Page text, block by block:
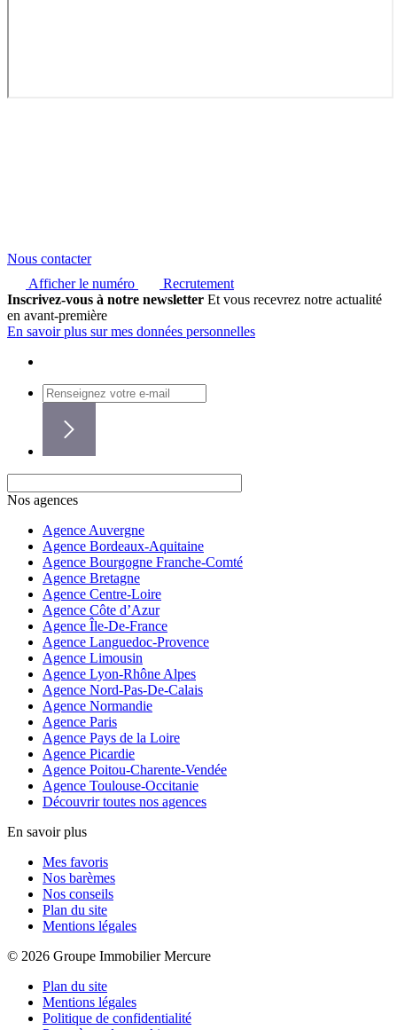
Nous contacter
Afficher le numéro
Recrutement
Inscrivez-vous à notre newsletter Et vous recevrez notre actualité
en avant-première
En savoir plus sur mes données personnelles
Nos agences
Agence Auvergne
Agence Bordeaux-Aquitaine
Agence Bourgogne Franche-Comté
Agence Bretagne
Agence Centre-Loire
Agence Côte d’Azur
Agence Île-De-France
Agence Languedoc-Provence
Agence Limousin
Agence Lyon-Rhône Alpes
Agence Nord-Pas-De-Calais
Agence Normandie
Agence Paris
Agence Pays de la Loire
Agence Picardie
Agence Poitou-Charente-Vendée
Agence Toulouse-Occitanie
Découvrir toutes nos agences
En savoir plus
Mes favoris
Nos barèmes
Nos conseils
Plan du site
Mentions légales
© 2026 Groupe Immobilier Mercure
Plan du site
Mentions légales
Politique de confidentialité